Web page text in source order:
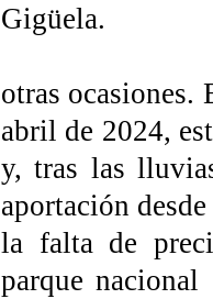
Gigüela.
otras ocasiones.
abril de 2024,
y, tras las
aportación
la falta de
parque